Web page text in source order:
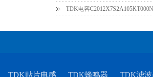
TDK贴片电感 TDK蜂鸣器 TDK滤